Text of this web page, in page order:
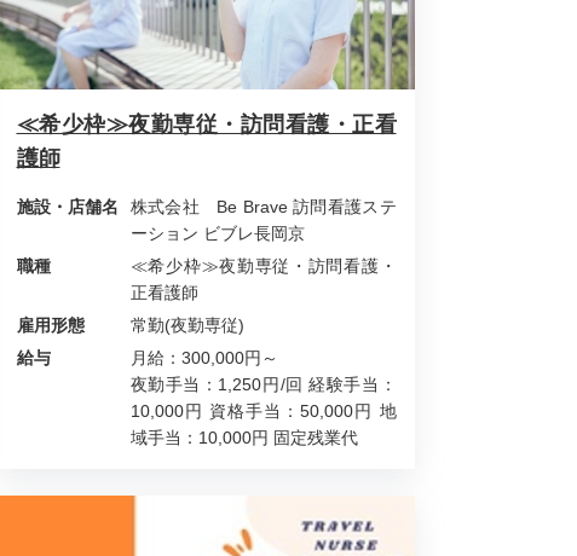
≪希少枠≫夜勤専従・訪問看護・正看
護師
施設・店舗名
株式会社 Be Brave 訪問看護ステ
ーション ビブレ長岡京
職種
≪希少枠≫夜勤専従・訪問看護・
正看護師
雇用形態
常勤(夜勤専従)
給与
月給：300,000円～
夜勤手当：1,250円/回 経験手当：
10,000円 資格手当：50,000円 地
域手当：10,000円 固定残業代